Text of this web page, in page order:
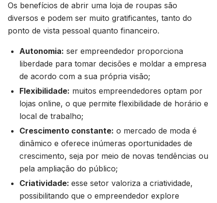
Os benefícios de abrir uma loja de roupas são
diversos e podem ser muito gratificantes, tanto do
ponto de vista pessoal quanto financeiro.
Autonomia: ser empreendedor proporciona
liberdade para tomar decisões e moldar a empresa
de acordo com a sua própria visão;
Flexibilidade: muitos empreendedores optam por
lojas online, o que permite flexibilidade de horário e
local de trabalho;
Crescimento constante: o mercado de moda é
dinâmico e oferece inúmeras oportunidades de
crescimento, seja por meio de novas tendências ou
pela ampliação do público;
Criatividade: esse setor valoriza a criatividade,
possibilitando que o empreendedor explore